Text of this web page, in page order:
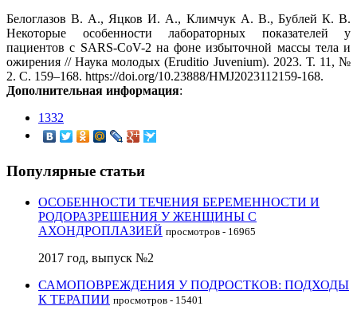
Белоглазов В. А., Яцков И. А., Климчук А. В., Бублей К. В.
Некоторые особенности лабораторных показателей у
пациентов с SARS-CoV-2 на фоне избыточной массы тела и
ожирения // Наука молодых (Eruditio Juvenium). 2023. Т. 11, №
2. С. 159–168. https://doi.org/10.23888/HMJ2023112159-168.
Дополнительная информация:
1332
Популярные статьи
ОСОБЕННОСТИ ТЕЧЕНИЯ БЕРЕМЕННОСТИ И
РОДОРАЗРЕШЕНИЯ У ЖЕНЩИНЫ С
АХОНДРОПЛАЗИЕЙ просмотров - 16965
2017 год, выпуск №2
САМОПОВРЕЖДЕНИЯ У ПОДРОСТКОВ: ПОДХОДЫ
К ТЕРАПИИ просмотров - 15401